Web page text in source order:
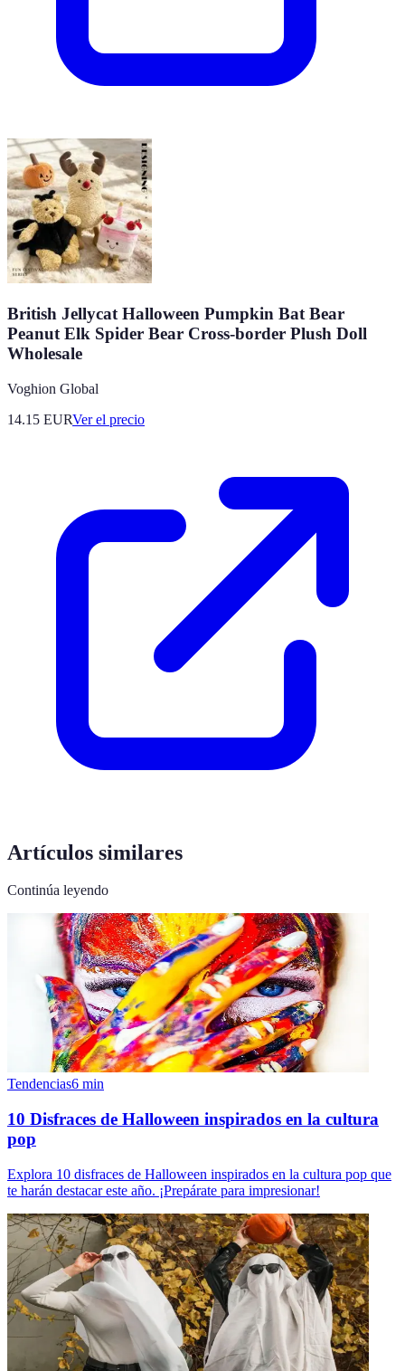
British Jellycat Halloween Pumpkin Bat Bear
Peanut Elk Spider Bear Cross-border Plush Doll
Wholesale
Voghion Global
14.15 EURVer el precio
Artículos similares
Continúa leyendo
Tendencias6 min
10 Disfraces de Halloween inspirados en la cultura
pop
Explora 10 disfraces de Halloween inspirados en la cultura pop que
te harán destacar este año. ¡Prepárate para impresionar!